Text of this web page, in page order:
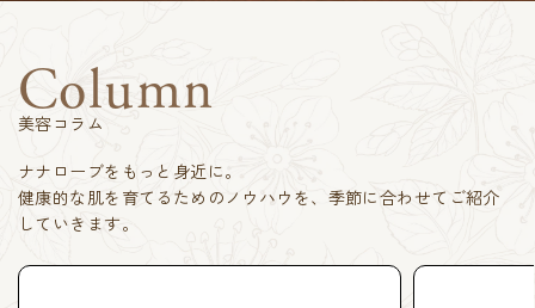
Column
美容コラム
ナナローブをもっと身近に。
健康的な肌を育てるためのノウハウを、季節に合わせてご紹介
していきます。